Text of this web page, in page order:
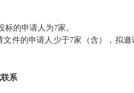
的申请人为7家。
件的申请人少于7家（含），拟
系